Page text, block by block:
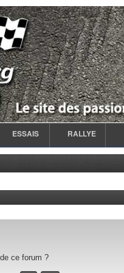
ESSAIS RALLYE
ce forum ?